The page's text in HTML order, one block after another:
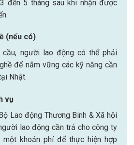
đến 5 tháng sau khi nhận được
(nếu có)
cầu, người lao động có thể phải
để nắm vững các kỹ năng cần
Nhật.
vụ
Lao động Thương Binh & Xã hội
lao động cần trả cho công ty
một khoản phí để thực hiện hợp